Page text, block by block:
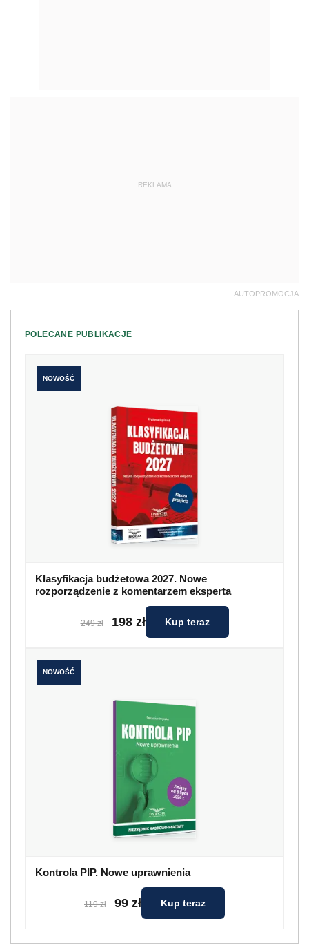
REKLAMA
AUTOPROMOCJA
POLECANE PUBLIKACJE
NOWOŚĆ
Klasyfikacja budżetowa 2027. Nowe
rozporządzenie z komentarzem eksperta
249 zł 198 zł Kup teraz
NOWOŚĆ
Kontrola PIP. Nowe uprawnienia
119 zł 99 zł Kup teraz